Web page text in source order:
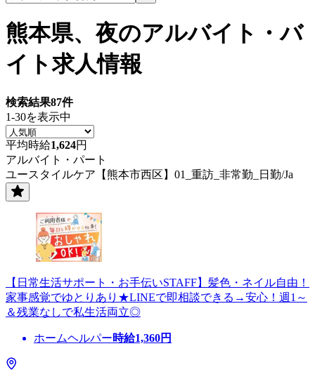
熊本県、夜のアルバイト・バ
イト求人情報
検索結果87件
1-30を表示中
平均時給1,624円
アルバイト・パート
ユースタイルケア【熊本市西区】01_重訪_非常勤_日勤/Ja
【日常生活サポート・お手伝いSTAFF】髪色・ネイル自由！
家事感覚でゆとりあり★LINEで即相談できる→安心！週1～
＆残業なしで私生活両立◎
ホームヘルパー時給1,360円